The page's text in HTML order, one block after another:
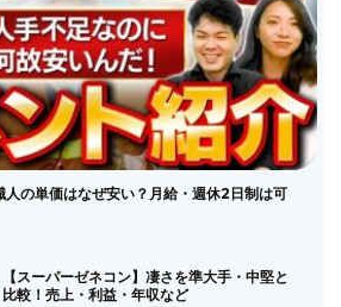
人の単価はなぜ安い？月給・週休2日制は可
【スーパーゼネコン】凄さを準大手・中堅と
比較！売上・利益・年収など